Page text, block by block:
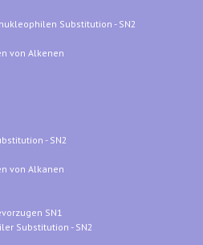
Substitution - SN2
von Alkenen
- SN2
von Alkanen
SN1
Substitution - SN2